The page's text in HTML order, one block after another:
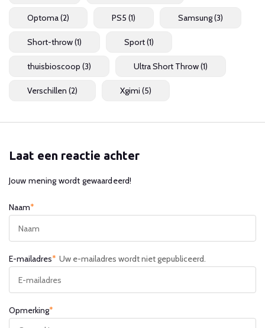
Optoma(2) PS5 (1) Samsung(3)
Short-throw(1) Sport(1)
thuisbioscoop (3) Ultra Short Throw(1)
Verschillen (2) Xgimi (5)
Laat een reactie achter
Jouw mening wordt gewaardeerd!
Naam*
E-mailadres* Uw e-mailadres wordt niet gepubliceerd.
Opmerking*